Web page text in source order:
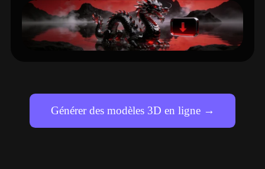
Générer des modèles 3D en ligne →